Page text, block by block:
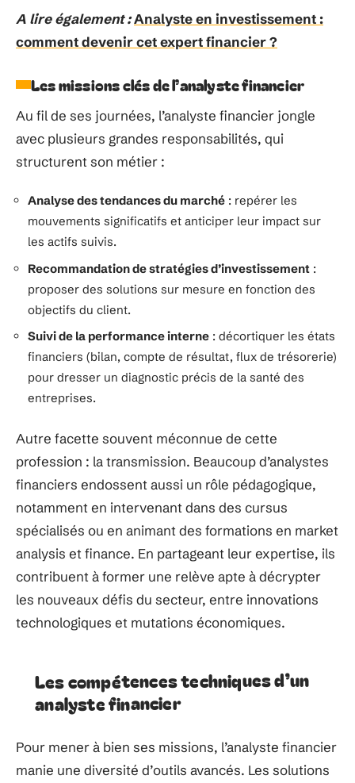
A lire également :Analyste en investissement :
comment devenir cet expert financier ?
Les missions clés de l’analyste financier
Au fil de ses journées, l’analyste financier jongle
avec plusieurs grandes responsabilités, qui
structurent son métier :
Analyse des tendances du marché : repérer les
mouvements significatifs et anticiper leur impact sur
les actifs suivis.
Recommandation de stratégies d’investissement :
proposer des solutions sur mesure en fonction des
objectifs du client.
Suivi de la performance interne : décortiquer les états
financiers (bilan, compte de résultat, flux de trésorerie)
pour dresser un diagnostic précis de la santé des
entreprises.
Autre facette souvent méconnue de cette
profession : la transmission. Beaucoup d’analystes
financiers endossent aussi un rôle pédagogique,
notamment en intervenant dans des cursus
spécialisés ou en animant des formations en market
analysis et finance. En partageant leur expertise, ils
contribuent à former une relève apte à décrypter
les nouveaux défis du secteur, entre innovations
technologiques et mutations économiques.
Les compétences techniques d’un
analyste financier
Pour mener à bien ses missions, l’analyste financier
manie une diversité d’outils avancés. Les solutions